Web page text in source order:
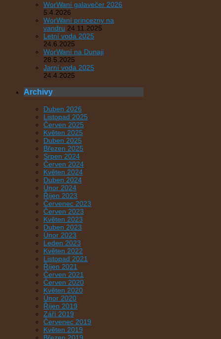
WorWaní galavečer 2026
5.4.2026
WorWaní princezny na
vandru 24.11.2025
Letní voda 2025
24.6.2025
WorWaní na Dunaji
28.5.2025
Jarní voda 2025
24.4.2025
Archivy
Duben 2026
Listopad 2025
Červen 2025
Květen 2025
Duben 2025
Březen 2025
Srpen 2024
Červen 2024
Květen 2024
Duben 2024
Únor 2024
Říjen 2023
Červenec 2023
Červen 2023
Květen 2023
Duben 2023
Únor 2023
Leden 2023
Květen 2022
Listopad 2021
Říjen 2021
Červen 2021
Červen 2020
Květen 2020
Únor 2020
Říjen 2019
Září 2019
Červenec 2019
Květen 2019